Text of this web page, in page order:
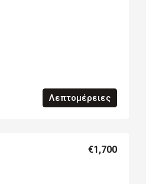
Λεπτομέρειες
€1,700